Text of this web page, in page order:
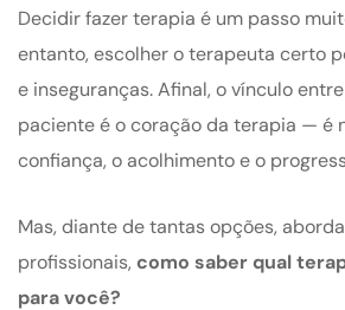
Decidir fazer terapia é um passo
entanto, escolher o terapeuta certo
e inseguranças. Afinal, o vínculo
paciente é o coração da terapia — é
confiança, o acolhimento e o
Mas, diante de tantas opções,
profissionais, como saber qual
para você?